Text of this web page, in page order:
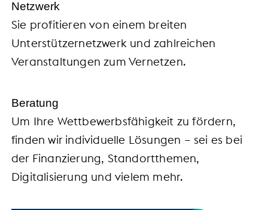
Netzwerk
Sie profitieren von einem breiten
Unterstützernetzwerk und zahlreichen
Veranstaltungen zum Vernetzen.
Beratung
Um Ihre Wettbewerbsfähigkeit zu fördern,
finden wir individuelle Lösungen – sei es bei
der Finanzierung, Standortthemen,
Digitalisierung und vielem mehr.